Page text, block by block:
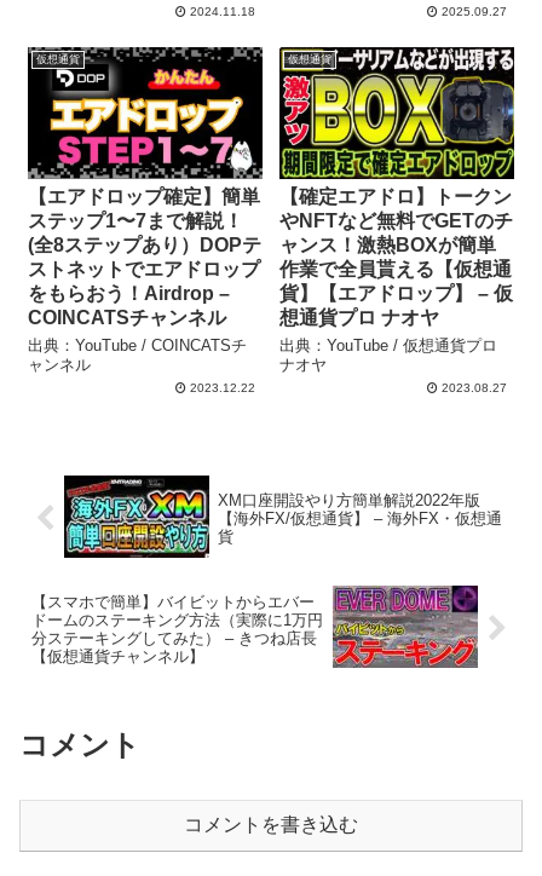
2024.11.18 2025.09.27
仮想通貨
【エアドロップ確定】簡単
ステップ1〜7まで解説！
(全8ステップあり）DOPテ
ストネットでエアドロップ
をもらおう！Airdrop –
COINCATSチャンネル
出典：YouTube / COINCATSチ
ャンネル
2023.12.22
仮想通貨
【確定エアドロ】トークン
やNFTなど無料でGETのチ
ャンス！激熱BOXが簡単
作業で全員貰える【仮想通
貨】【エアドロップ】 – 仮
想通貨プロ ナオヤ
出典：YouTube / 仮想通貨プロ
ナオヤ
2023.08.27
XM口座開設やり方簡単解説2022年版
【海外FX/仮想通貨】 – 海外FX・仮想通
貨
【スマホで簡単】バイビットからエバー
ドームのステーキング方法（実際に1万円
分ステーキングしてみた） – きつね店長
【仮想通貨チャンネル】
コメント
コメントを書き込む